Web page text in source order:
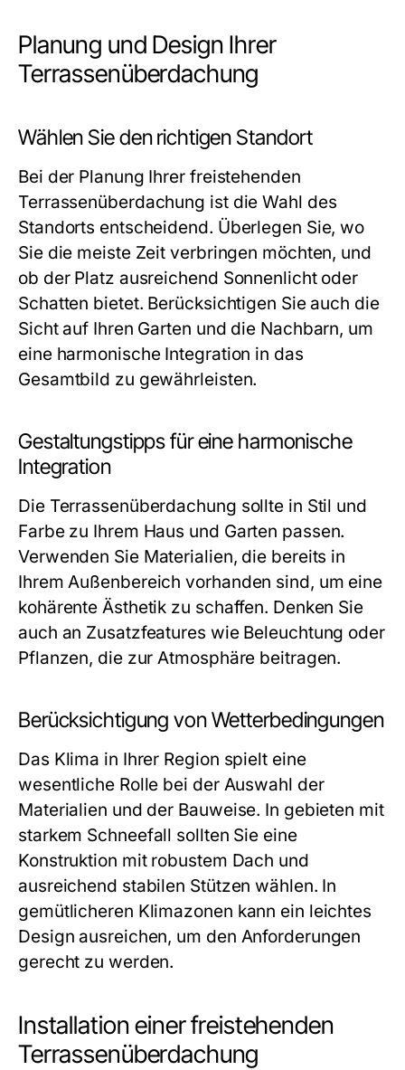
Planung und Design Ihrer
Terrassenüberdachung
Wählen Sie den richtigen Standort
Bei der Planung Ihrer freistehenden
Terrassenüberdachung ist die Wahl des
Standorts entscheidend. Überlegen Sie, wo
Sie die meiste Zeit verbringen möchten, und
ob der Platz ausreichend Sonnenlicht oder
Schatten bietet. Berücksichtigen Sie auch die
Sicht auf Ihren Garten und die Nachbarn, um
eine harmonische Integration in das
Gesamtbild zu gewährleisten.
Gestaltungstipps für eine harmonische
Integration
Die Terrassenüberdachung sollte in Stil und
Farbe zu Ihrem Haus und Garten passen.
Verwenden Sie Materialien, die bereits in
Ihrem Außenbereich vorhanden sind, um eine
kohärente Ästhetik zu schaffen. Denken Sie
auch an Zusatzfeatures wie Beleuchtung oder
Pflanzen, die zur Atmosphäre beitragen.
Berücksichtigung von Wetterbedingungen
Das Klima in Ihrer Region spielt eine
wesentliche Rolle bei der Auswahl der
Materialien und der Bauweise. In gebieten mit
starkem Schneefall sollten Sie eine
Konstruktion mit robustem Dach und
ausreichend stabilen Stützen wählen. In
gemütlicheren Klimazonen kann ein leichtes
Design ausreichen, um den Anforderungen
gerecht zu werden.
Installation einer freistehenden
Terrassenüberdachung